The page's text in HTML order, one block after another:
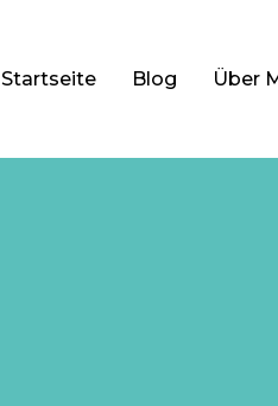
Startseite Blog Über